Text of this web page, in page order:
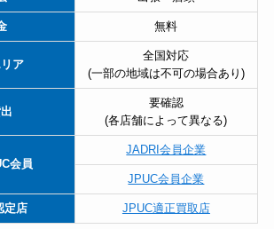
無料
ア
全国対応
(一部の地域は不可の場合あり)
要確認
(各店舗によって異なる)
会員
JADRI会員企業
JPUC会員企業
定店 JPUC適正買取店